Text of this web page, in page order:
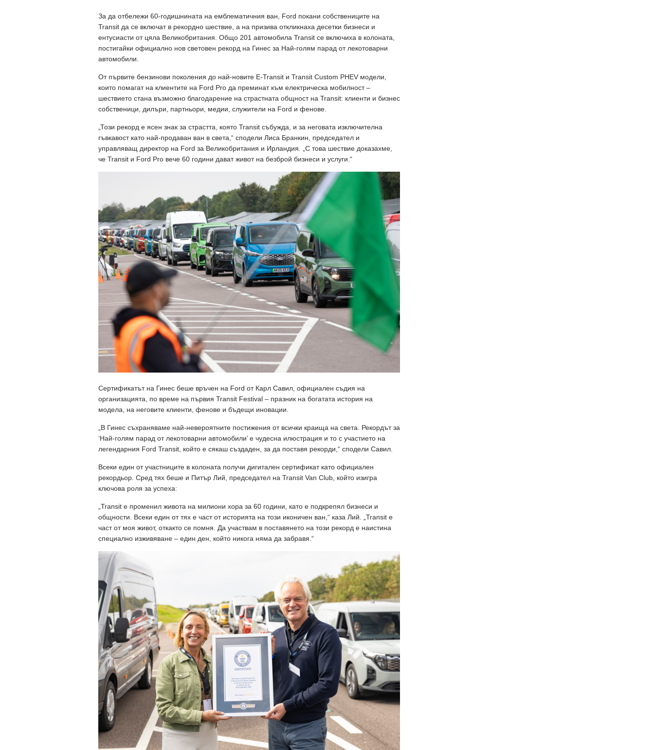
За да отбележи 60-годишнината на емблематичния ван, Ford покани собствениците на
Transit да се включат в рекордно шествие, а на призива откликнаха десетки бизнеси и
ентусиасти от цяла Великобритания. Общо 201 автомобила Transit се включиха в колоната,
постигайки официално нов световен рекорд на Гинес за Най-голям парад от лекотоварни
автомобили.
От първите бензинови поколения до най-новите E-Transit и Transit Custom PHEV модели,
които помагат на клиентите на Ford Pro да преминат към електрическа мобилност –
шествието стана възможно благодарение на страстната общност на Transit: клиенти и бизнес
собственици, дилъри, партньори, медии, служители на Ford и фенове.
„Този рекорд е ясен знак за страстта, която Transit събужда, и за неговата изключителна
гъвкавост като най-продаван ван в света,“ сподели Лиса Бранкин, председател и
управляващ директор на Ford за Великобритания и Ирландия. „С това шествие доказахме,
че Transit и Ford Pro вече 60 години дават живот на безброй бизнеси и услуги.“
Сертификатът на Гинес беше връчен на Ford от Карл Савил, официален съдия на
организацията, по време на първия Transit Festival – празник на богатата история на
модела, на неговите клиенти, фенове и бъдещи иновации.
„В Гинес съхраняваме най-невероятните постижения от всички краища на света. Рекордът за
‘Най-голям парад от лекотоварни автомобили’ е чудесна илюстрация и то с участието на
легендарния Ford Transit, който е сякаш създаден, за да поставя рекорди,“ сподели Савил.
Всеки един от участниците в колоната получи дигитален сертификат като официален
рекордьор. Сред тях беше и Питър Лий, председател на Transit Van Club, който изигра
ключова роля за успеха:
„Transit е променил живота на милиони хора за 60 години, като е подкрепял бизнеси и
общности. Всеки един от тях е част от историята на този иконичен ван,“ каза Лий. „Transit е
част от моя живот, откакто се помня. Да участвам в поставянето на този рекорд е наистина
специално изживяване – един ден, който никога няма да забравя.“